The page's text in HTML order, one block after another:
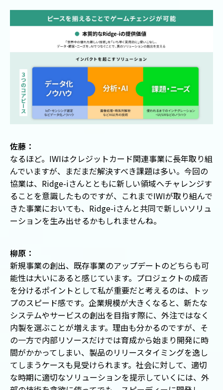
佐藤：
なるほど。IWIはクレジットカード関連事業に長年取り組
んでいますが、まだまだ解決すべき課題は多い。今回の
協業は、Ridge-iさんとともに新しい領域へチャレンジす
ることを意識したものですが、これまでIWIが取り組んで
きた事業においても、Ridge-iさんと共同で新しいソリュ
ーションを生み出せるかもしれませんね。
柳原：
新規事業の創出、既存事業のアップデートのどちらも可
能性は大いにあると感じています。プロジェクトの成否
を分けるポイントとして私が重要だと考えるのは、トッ
プのスピード感です。企業規模が大きくなると、新たな
システムやサービスの創出を目指す際に、外注ではなく
内製を選ぶことが増えます。理由も分かるのですが、そ
の一方で内部リソースだけでは育成から始まり開発に時
間がかかってしまい、製品のリリースタイミングを逸し
てしまうケースも見受けられます。社会に対して、適切
な時期に適切なソリューションを提示していくには、外